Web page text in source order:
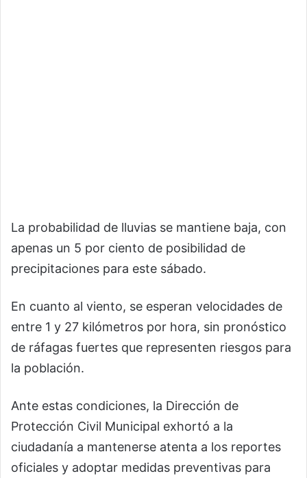
La probabilidad de lluvias se mantiene baja, con
apenas un 5 por ciento de posibilidad de
precipitaciones para este sábado.
En cuanto al viento, se esperan velocidades de
entre 1 y 27 kilómetros por hora, sin pronóstico
de ráfagas fuertes que representen riesgos para
la población.
Ante estas condiciones, la Dirección de
Protección Civil Municipal exhortó a la
ciudadanía a mantenerse atenta a los reportes
oficiales y adoptar medidas preventivas para